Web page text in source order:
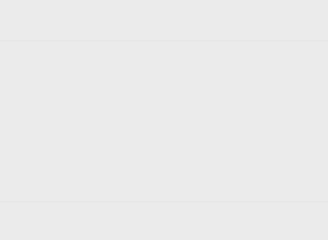
D Nano Digital Verstärker 240 Watt RMS"
240 Watt RMS